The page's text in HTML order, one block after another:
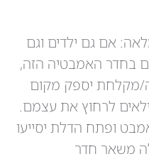
אם גם ילדים וגם
בחדר האמבטיה הזה,
מקלחת יספק מקום
לרחוץ את עצמם.
ופתח הדלת יסייעו
משאר חדר